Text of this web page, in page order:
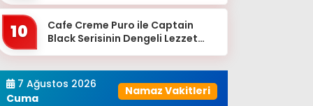
10
Cafe Creme Puro ile Captain
Black Serisinin Dengeli Lezzet
7 Ağustos 2026
Cuma
Namaz Vakitleri
Çorum
Denizli
Diyarbakır
Düzce
Edirne